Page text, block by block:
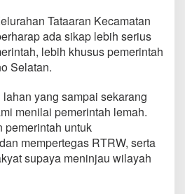
M
a
n
y
a
A
Tataaran Kecamatan
ada sikap lebih serius
lebih khusus pemerintah
Selatan.
yang sampai sekarang
menilai pemerintah lemah.
pemerintah untuk
mempertegas RTRW, serta
supaya meninjau wilayah